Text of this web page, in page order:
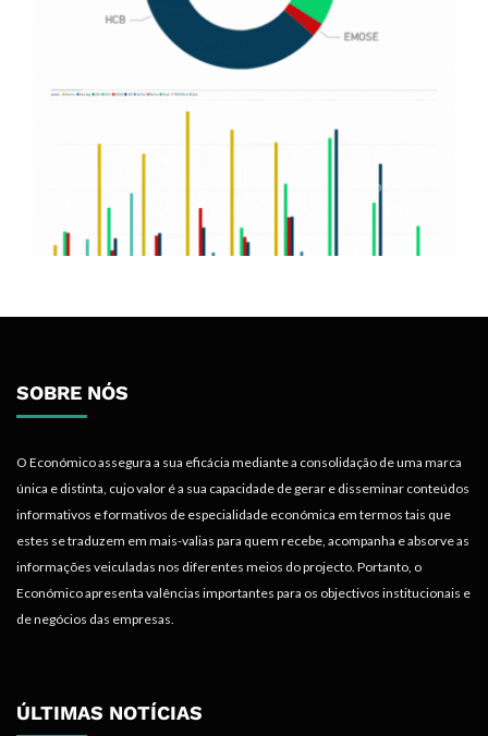
SOBRE NÓS
O Económico assegura a sua eficácia mediante a consolidação de uma marca
única e distinta, cujo valor é a sua capacidade de gerar e disseminar conteúdos
informativos e formativos de especialidade económica em termos tais que
estes se traduzem em mais-valias para quem recebe, acompanha e absorve as
informações veiculadas nos diferentes meios do projecto. Portanto, o
Económico apresenta valências importantes para os objectivos institucionais e
de negócios das empresas.
ÚLTIMAS NOTÍCIAS